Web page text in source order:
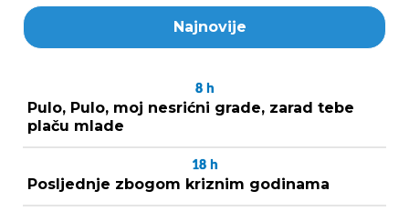
Najnovije
8 h
Pulo, Pulo, moj nesrićni grade, zarad tebe
plaču mlade
18 h
Posljednje zbogom kriznim godinama